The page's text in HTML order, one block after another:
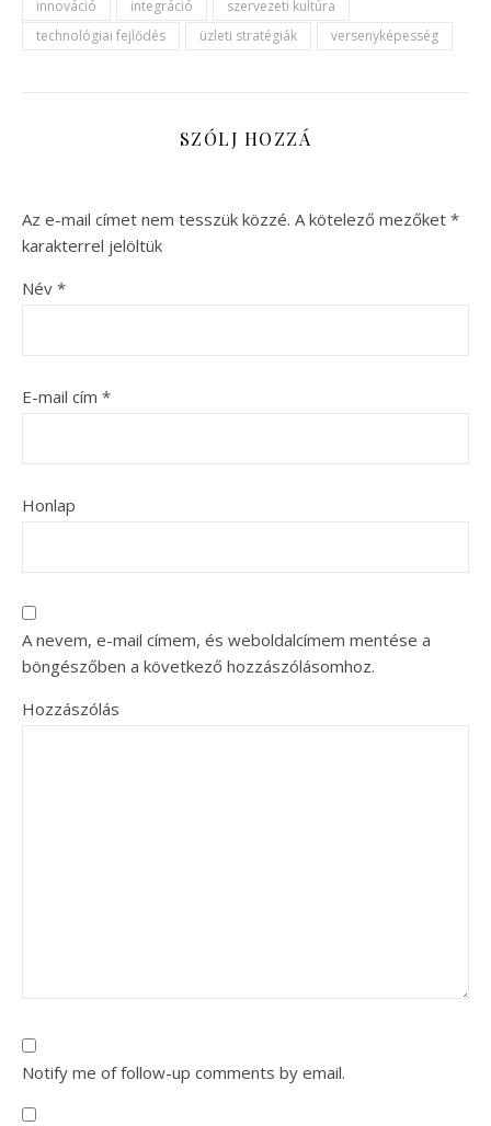
innováció
integráció
szervezeti kultúra
technológiai fejlődés
üzleti stratégiák versenyképesség
SZÓLJ HOZZÁ
Az e-mail címet nem tesszük közzé. A kötelező mezőket *
karakterrel jelöltük
Név *
E-mail cím *
Honlap
A nevem, e-mail címem, és weboldalcímem mentése a
böngészőben a következő hozzászólásomhoz.
Hozzászólás
Notify me of follow-up comments by email.